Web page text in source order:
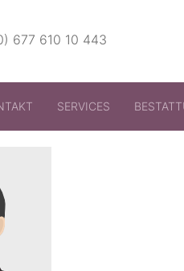
677 610 10 443
SERVICES